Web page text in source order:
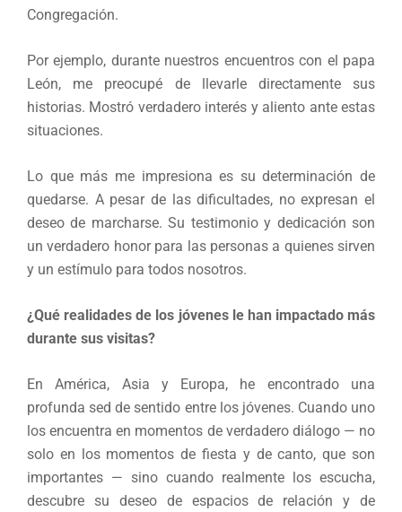
Congregación.
Por ejemplo, durante nuestros encuentros con el papa
León, me preocupé de llevarle directamente sus
historias. Mostró verdadero interés y aliento ante estas
situaciones.
Lo que más me impresiona es su determinación de
quedarse. A pesar de las dificultades, no expresan el
deseo de marcharse. Su testimonio y dedicación son
un verdadero honor para las personas a quienes sirven
y un estímulo para todos nosotros.
¿Qué realidades de los jóvenes le han impactado más
durante sus visitas?
En América, Asia y Europa, he encontrado una
profunda sed de sentido entre los jóvenes. Cuando uno
los encuentra en momentos de verdadero diálogo — no
solo en los momentos de fiesta y de canto, que son
importantes — sino cuando realmente los escucha,
descubre su deseo de espacios de relación y de